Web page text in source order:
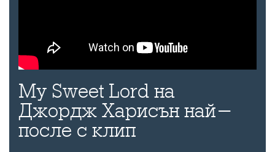
My Sweet Lord на
Джордж Харисън най-
после с клип